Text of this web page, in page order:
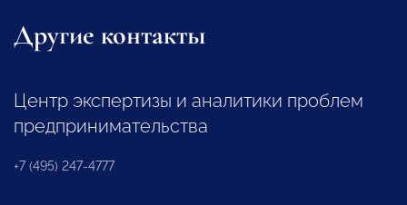
Другие контакты
Центр экспертизы и аналитики проблем
предпринимательства
+7 (495) 247-4777